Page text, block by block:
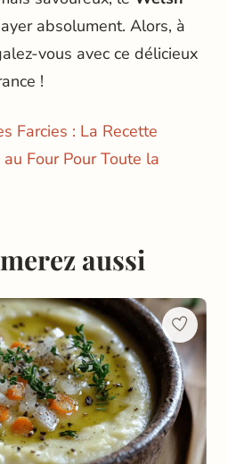
absolument. Alors, à
vous avec ce délicieux
!
Farcies : La Recette
Four Pour Toute la
aussi